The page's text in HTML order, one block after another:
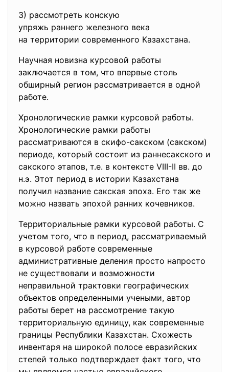
3) рассмотреть конскую
упряжь раннего железного века
на территории современного Казахстана.
Научная новизна курсовой работы
заключается в том, что впервые столь
обширный регион рассматривается в одной
работе.
Хронологические рамки курсовой работы.
Хронологические рамки работы
рассматриваются в скифо-сакском (сакском)
периоде, который состоит из раннесакского и
сакского этапов, т.е. в контексте VIII-II вв. до
н.э. Этот период в истории Казахстана
получил название сакская эпоха. Его так же
можно назвать эпохой ранних кочевников.
Территориальные рамки курсовой работы. С
учетом того, что в период, рассматриваемый
в курсовой работе современные
административные деления просто напросто
не существовали и возможности
неправильной трактовки географических
объектов определенными учеными, автор
работы берет на рассмотрение такую
территориальную единицу, как современные
границы Республики Казахстан. Схожесть
инвентаря на широкой полосе евразийских
степей только подтверждает факт того, что